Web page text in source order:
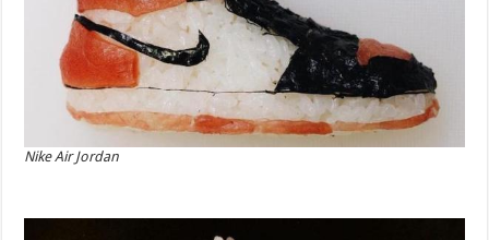
Nike Air Jordan